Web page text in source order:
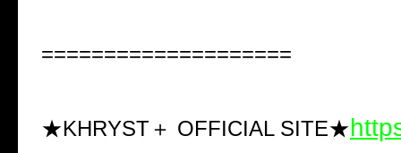
====================
★KHRYST＋ OFFICIAL SITE★